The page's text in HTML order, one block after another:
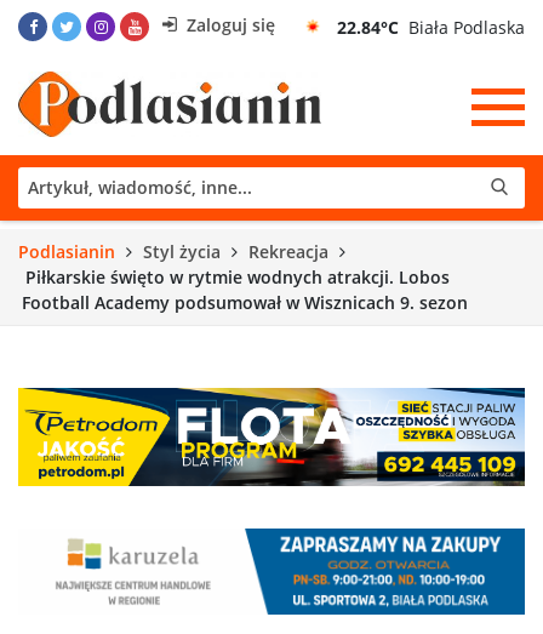
Zaloguj się 22.84°C Biała Podlaska
Podlasianin Styl życia
Rekreacja
Piłkarskie święto w rytmie wodnych atrakcji. Lobos
Football Academy podsumował w Wisznicach 9. sezon